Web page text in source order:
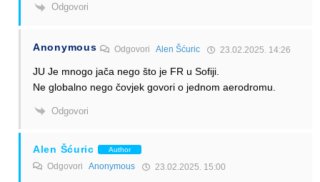
Odgovori
Anonymous OdgovoriAlen Šćuric 23.02.2025. 14:26
JU Je mnogo jača nego što je FR u Sofiji.
Ne globalno nego čovjek govori o jednom aerodromu.
Odgovori
Alen Šćuric Author
Odgovori Anonymous 23.02.2025. 15:00